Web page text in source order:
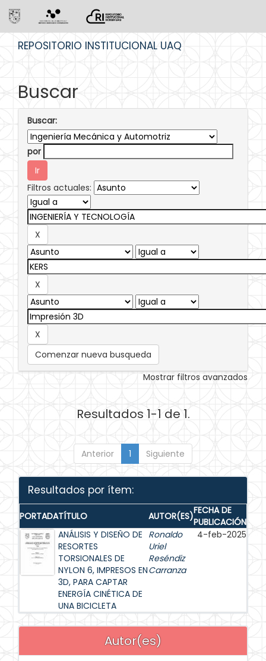
REPOSITORIO INSTITUCIONAL UAQ
Buscar
Buscar:
por
Filtros actuales:
Comenzar nueva busqueda
Mostrar filtros avanzados
Resultados 1-1 de 1.
Anterior 1 Siguiente
Resultados por ítem:
PORTADATÍTULO AUTOR(ES)FECHA DE
PUBLICACIÓN
ANÁLISIS Y DISEÑO DE
RESORTES
TORSIONALES DE
NYLON 6, IMPRESOS EN
3D, PARA CAPTAR
ENERGÍA CINÉTICA DE
UNA BICICLETA
Ronaldo
Uriel
Reséndiz
Carranza
4-feb-2025
Autor(es)